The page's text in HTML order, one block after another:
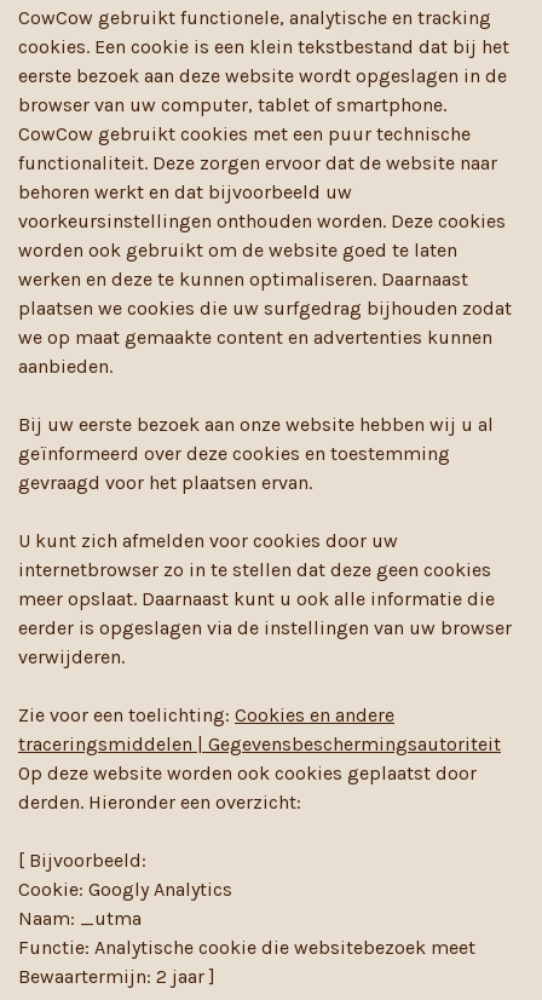
CowCow gebruikt functionele, analytische en tracking
cookies. Een cookie is een klein tekstbestand dat bij het
eerste bezoek aan deze website wordt opgeslagen in de
browser van uw computer, tablet of smartphone.
CowCow gebruikt cookies met een puur technische
functionaliteit. Deze zorgen ervoor dat de website naar
behoren werkt en dat bijvoorbeeld uw
voorkeursinstellingen onthouden worden. Deze cookies
worden ook gebruikt om de website goed te laten
werken en deze te kunnen optimaliseren. Daarnaast
plaatsen we cookies die uw surfgedrag bijhouden zodat
we op maat gemaakte content en advertenties kunnen
aanbieden.
Bij uw eerste bezoek aan onze website hebben wij u al
geïnformeerd over deze cookies en toestemming
gevraagd voor het plaatsen ervan.
U kunt zich afmelden voor cookies door uw
internetbrowser zo in te stellen dat deze geen cookies
meer opslaat. Daarnaast kunt u ook alle informatie die
eerder is opgeslagen via de instellingen van uw browser
verwijderen.
Zie voor een toelichting: Cookies en andere
traceringsmiddelen | Gegevensbeschermingsautoriteit
Op deze website worden ook cookies geplaatst door
derden. Hieronder een overzicht:
[ Bijvoorbeeld:
Cookie: Googly Analytics
Naam: _utma
Functie: Analytische cookie die websitebezoek meet
Bewaartermijn: 2 jaar ]